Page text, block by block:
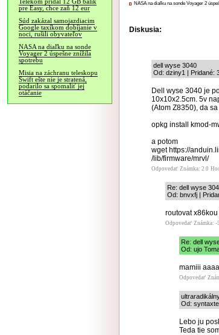
Telekom pridal 12 GB balík
pre Easy, chce zaň 12 eur
Súd zakázal samojazdiacim
Google taxíkom dobíjanie v
noci, rušili obyvateľov
NASA na diaľku na sonde
Voyager 2 úspešne znížila
spotrebu
Misia na záchranu teleskopu
Swift ešte nie je stratená,
podarilo sa spomaliť jej
otáčanie
NASA na diaľku na sonde Voyager 2
Diskusia:
dell wyse 3040
Od: dziny1 | Pridané:
Dell wyse 3040 je
10x10x2.5cm. 5v
(Atom Z8350), da
opkg install kmod-
a potom
wget https://
/lib/firmware/mrvl/
Odpovedať Známka: 2.0
Re: dell wyse
Od: bnvxfj |
routovat
Odpovedať Známka: -
Re: dell
Od: ujo
mamiii
Odpovedať
Od:
Lebo ju
Teda tie